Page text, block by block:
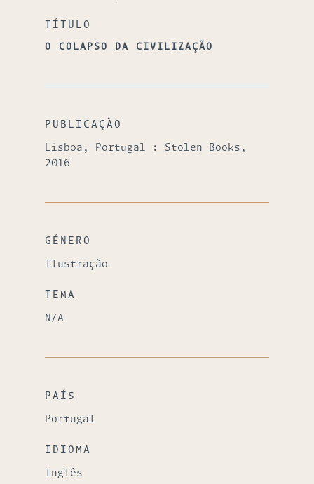
TÍTULO
O COLAPSO DA CIVILIZAÇÃO
PUBLICAÇÃO
Lisboa, Portugal : Stolen Books,
2016
GÉNERO
Ilustração
TEMA
N/A
PAÍS
Portugal
IDIOMA
Inglês